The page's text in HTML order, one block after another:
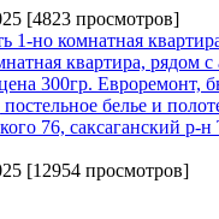
[4823 просмотров]
квартира, рядом
300гр. Евроремонт,
белье и
76, саксаганский
[12954 просмотров]